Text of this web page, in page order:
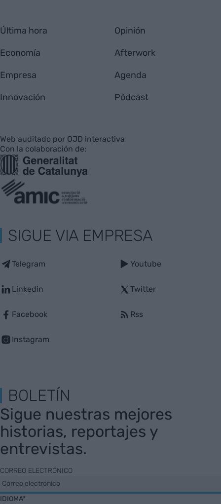
Última hora
Economía
Empresa
Innovación
Opinión
Afterwork
Agenda
Pódcast
Web auditado por OJD interactiva
Con la colaboración de:
SIGUE VIA EMPRESA
Telegram
Linkedin
Facebook
Instagram
Youtube
Twitter
Rss
BOLETÍN
Sigue nuestras mejores
historias, reportajes y
entrevistas.
CORREO ELECTRÓNICO
IDIOMA*